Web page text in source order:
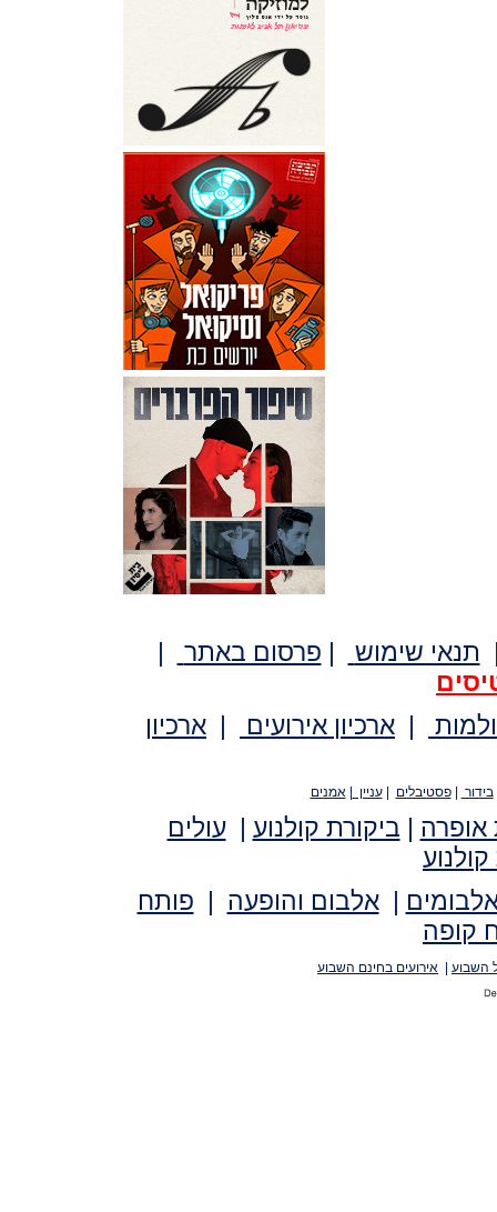
תנאי שימוש | פרסום באתר
|
| ארכיון אירועים | ארכיון
בידור |פסטיבלים |עניין |אמנים
אופרה | ביקורת קולנוע |עולים
קולנוע
|אלבום והופעה | פותח
קופה
השבוע אירועים בחינם השבוע